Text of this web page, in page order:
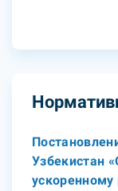
Узбекистан